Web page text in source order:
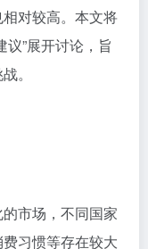
对较高。本文将
”展开讨论，旨
。
市场，不同国家
习惯等存在较大